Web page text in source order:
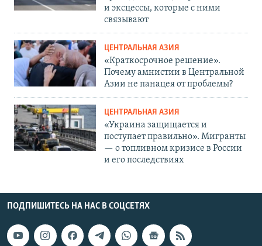
и эксцессы, которые с ними
связывают
ЦЕНТРАЛЬНАЯ АЗИЯ
«Краткосрочное решение».
Почему амнистии в Центральной
Азии не панацея от проблемы?
ЦЕНТРАЛЬНАЯ АЗИЯ
«Украина защищается и
поступает правильно». Мигранты
— о топливном кризисе в России
и его последствиях
ПОДПИШИТЕСЬ НА НАС В СОЦСЕТЯХ